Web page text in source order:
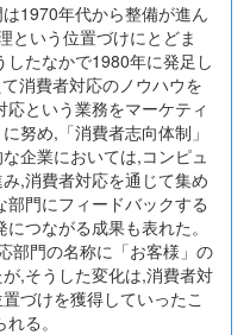
1970年代から整備が進ん
という位置づけにとどま
したなかで1980年に発足し
消費者対応のノウハウを
という業務をマーケティ
努め,「消費者志向体制」
企業においては,コンピュ
,消費者対応を通じて集め
門にフィードバックする
つながる成果も表れた。
部門の名称に「お客様」の
,そうした変化は,消費者対
づけを獲得していったこ
る。